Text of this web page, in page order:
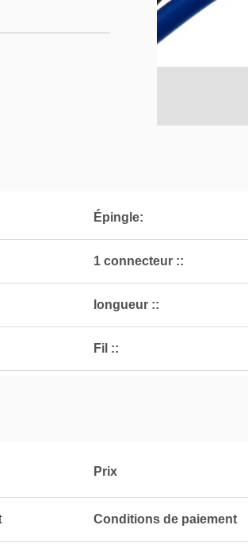
Épingle:
1 connecteur ::
longueur ::
Fil ::
Prix
Conditions de paiement